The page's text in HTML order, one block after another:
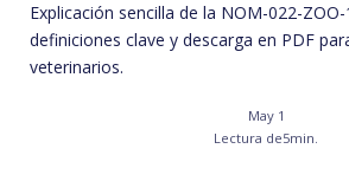
Explicación sencilla de la NOM-022-
definiciones clave y descarga en PDF
veterinarios.
May 1
Lectura de5min.